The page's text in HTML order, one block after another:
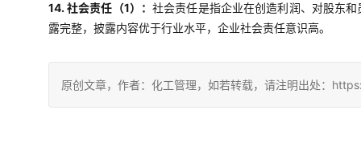
14. 社会责任（1）：社会责任是指企业在创造利润、对股东
露完整，披露内容优于行业水平，企业社会责任意识高。
原创文章，作者：化工管理，如若转载，请注明出处：